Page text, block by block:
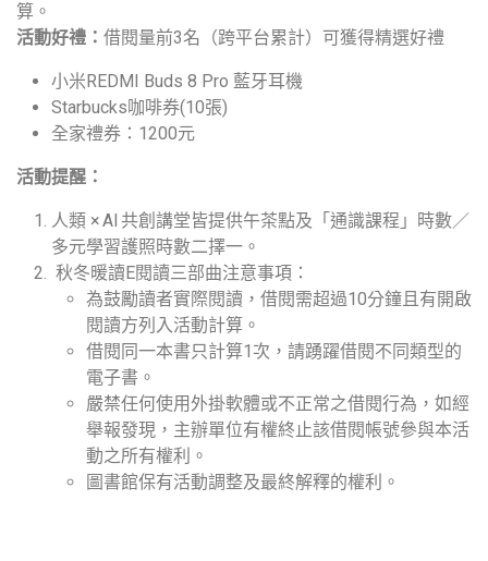
算。
活動好禮： 借閱量前3名（跨平台累計）可獲得精選好禮
小米REDMI Buds 8 Pro 藍牙耳機
Starbucks咖啡券(10張)
全家禮券：1200元
活動提醒：
人類 × AI 共創講堂皆提供午茶點及「通識課程」時數／
多元學習護照時數二擇一。
秋冬暖讀E閱讀三部曲注意事項：
為鼓勵讀者實際閱讀，借閱需超過10分鐘且有開啟
閱讀方列入活動計算。
借閱同一本書只計算1次，請踴躍借閱不同類型的
電子書。
嚴禁任何使用外掛軟體或不正常之借閱行為，如經
舉報發現，主辦單位有權終止該借閱帳號參與本活
動之所有權利。
圖書館保有活動調整及最終解釋的權利。